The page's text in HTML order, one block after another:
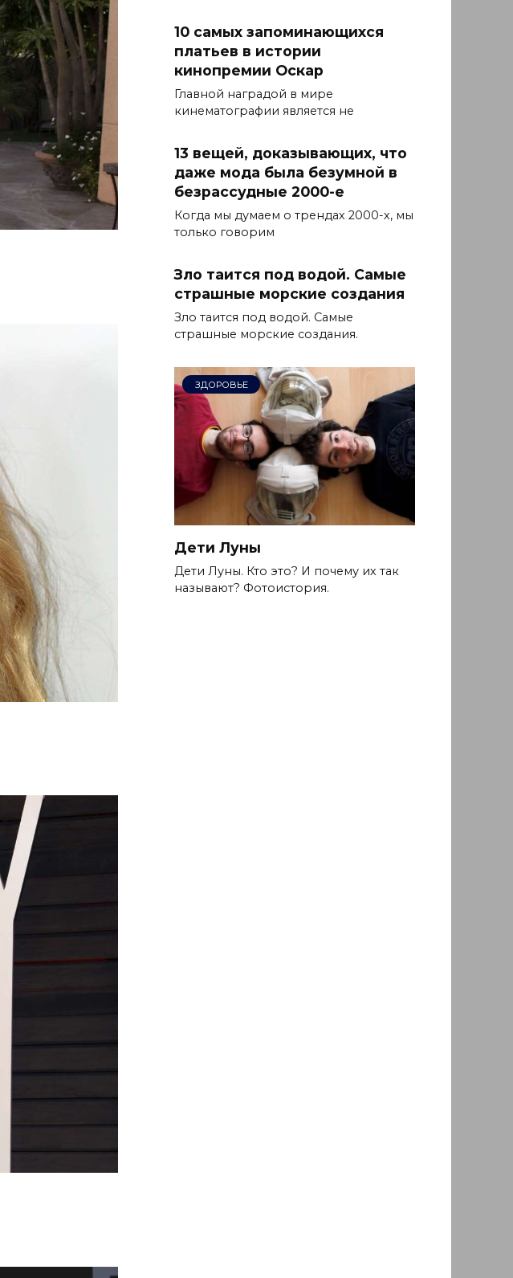
10 самых запоминающихся
платьев в истории
кинопремии Оскар
Главной наградой в мире
кинематографии является не
13 вещей, доказывающих, что
даже мода была безумной в
безрассудные 2000-е
Когда мы думаем о трендах 2000-х, мы
только говорим
Зло таится под водой. Самые
страшные морские создания
Зло таится под водой. Самые
страшные морские создания.
ЗДОРОВЬЕ
Дети Луны
Дети Луны. Кто это? И почему их так
называют? Фотоистория.